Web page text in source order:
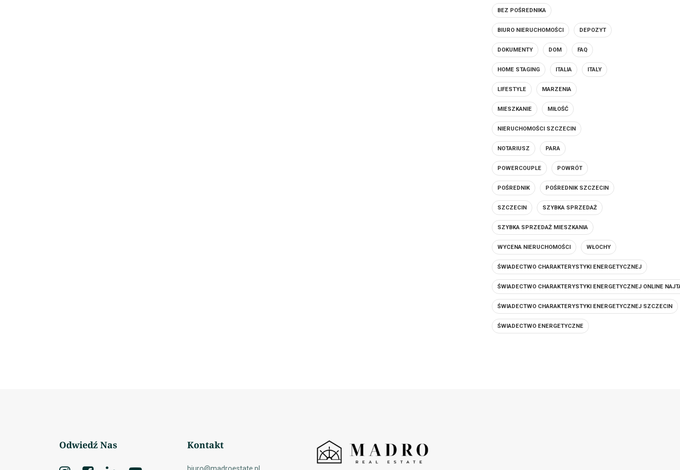
BEZ POŚREDNIKA
BIURO NIERUCHOMOŚCI DEPOZYT
DOKUMENTY DOM FAQ
HOME STAGING ITALIA ITALY
LIFESTYLE MARZENIA
MIESZKANIE MIŁOŚĆ
NIERUCHOMOŚCI SZCZECIN
NOTARIUSZ PARA
POWERCOUPLE POWRÓT
POŚREDNIK POŚREDNIK SZCZECIN
SZCZECIN SZYBKA SPRZEDAŻ
SZYBKA SPRZEDAŻ MIESZKANIA
WYCENA NIERUCHOMOŚCI WŁOCHY
ŚWIADECTWO CHARAKTERYSTYKI ENERGETYCZNEJ
ŚWIADECTWO CHARAKTERYSTYKI ENERGETYCZNEJ ONLINE
ŚWIADECTWO CHARAKTERYSTYKI ENERGETYCZNEJ SZCZECIN
ŚWIADECTWO ENERGETYCZNE
Odwiedź Nas Kontakt